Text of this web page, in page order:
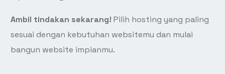
Ambil tindakan sekarang! Pilih hosting yang paling
sesuai dengan kebutuhan websitemu dan mulai
bangun website impianmu.